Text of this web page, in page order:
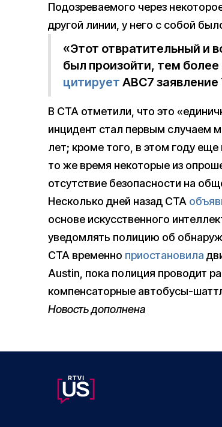
Подозреваемого через
другой линии, у него с собой
«Этот отвратительный и
был произойти, тем
цитирует ABC7
В CTA отметили, что это
инцидент стал первым случаем
лет; кроме того, в этом году
то же время некоторые из
отсутствие безопасности на
Несколько дней назад CTA
основе искусственного
уведомлять полицию об
CTA временно приостановила
Austin, пока полиция проводит
компенсаторные автобусы-
Новость дополнена